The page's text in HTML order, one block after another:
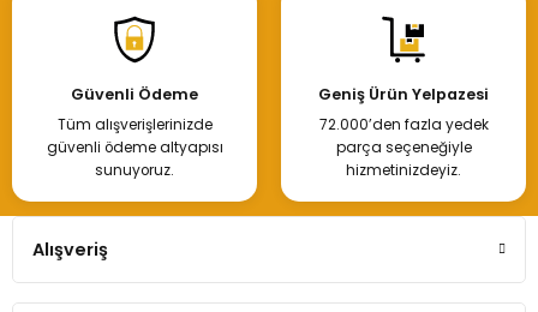
Güvenli Ödeme
Tüm alışverişlerinizde
güvenli ödeme altyapısı
sunuyoruz.
Geniş Ürün Yelpazesi
72.000’den fazla yedek
parça seçeneğiyle
hizmetinizdeyiz.
Alışveriş